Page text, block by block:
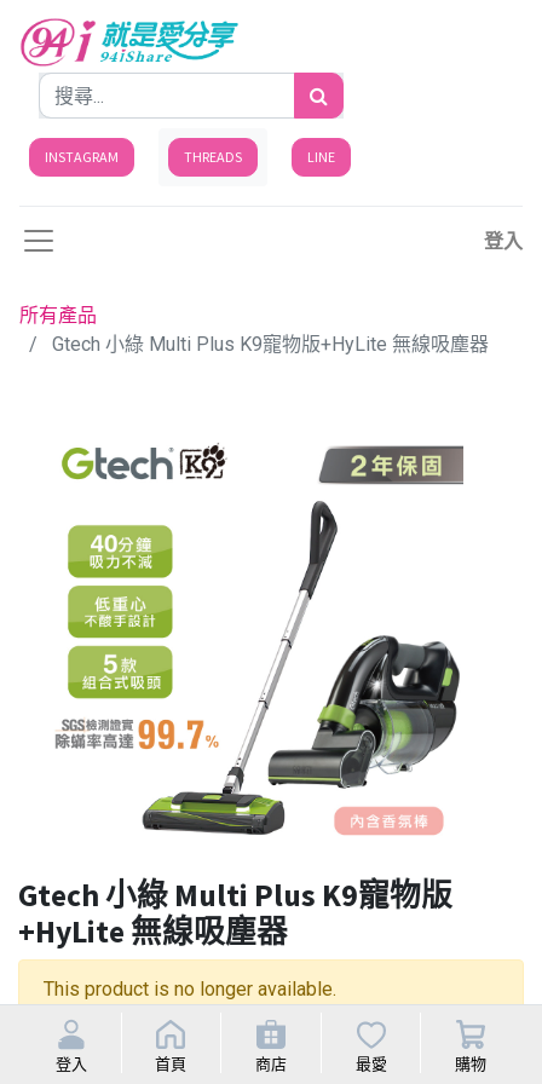
登入
INSTAGRAM THREADS LINE
所有產品
Gtech 小綠 Multi Plus K9寵物版+HyLite 無線吸塵器
Gtech 小綠 Multi Plus K9寵物版
+HyLite 無線吸塵器
This product is no longer available.
登入 首頁 商店 最愛 購物